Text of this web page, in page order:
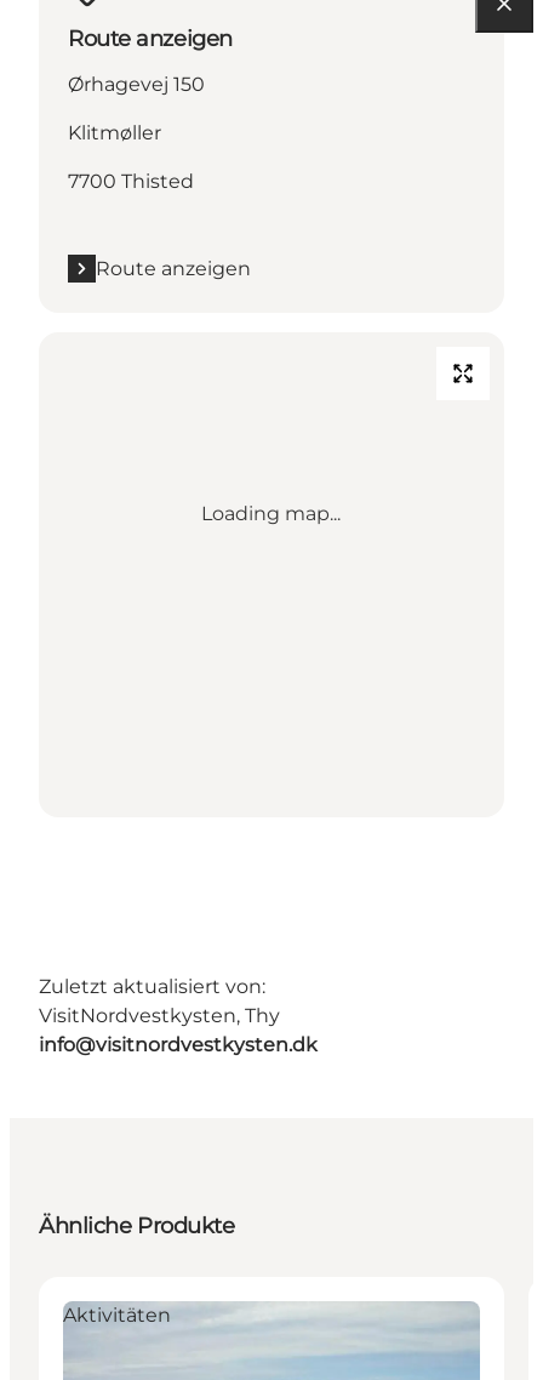
Route anzeigen
Ørhagevej 150
Klitmøller
7700 Thisted
Route anzeigen
Loading map...
Zuletzt aktualisiert von:
VisitNordvestkysten, Thy
info@visitnordvestkysten.dk
Ähnliche Produkte
Aktivitäten